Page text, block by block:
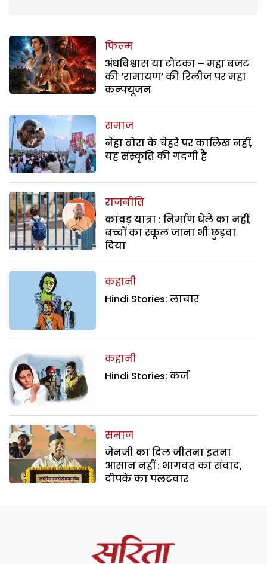
फिल्म
अंधविश्वास या टोटका – महा बजट
की ‘रामायण’ की रिलीज पर महा
कन्फ्यूजन
समाज
नेहा बोरा के चेहरे पर कालिख नहीं,
यह संस्कृति की गंदगी है
राजनीति
कांवड़ यात्रा : निर्माण धेले का नहीं,
बच्चों का स्कूल जाना भी छुड़वा
दिया
कहानी
Hindi Stories: लाचार
कहानी
Hindi Stories: कर्ज
समाज
जेनजी का दिल जीतना इतना
आसान नहीं : भागवत का संवाद,
दीपके का पलटवार